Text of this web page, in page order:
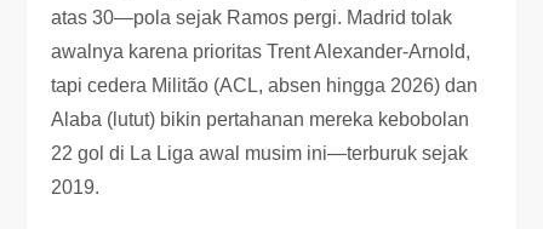
atas 30—pola sejak Ramos pergi. Madrid tolak
awalnya karena prioritas Trent Alexander-Arnold,
tapi cedera Militão (ACL, absen hingga 2026) dan
Alaba (lutut) bikin pertahanan mereka kebobolan
22 gol di La Liga awal musim ini—terburuk sejak
2019.